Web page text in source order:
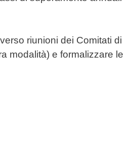
riunioni dei Comitati di
modalità) e formalizzare le